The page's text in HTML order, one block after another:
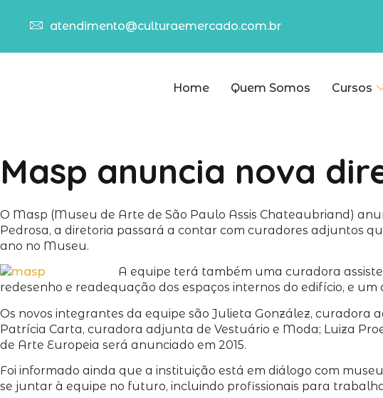
atendimento@culturaemercado.com.br
Home Quem Somos Cursos
Masp anuncia nova
O Masp (Museu de Arte de São Paulo Assis Chateaubriand)
Pedrosa, a diretoria passará a contar com curadores adjuntos
ano no Museu.
A equipe terá também uma curadora
redesenho e readequação dos espaços internos do edifício, e
Os novos integrantes da equipe são Julieta González,
Patrícia Carta, curadora adjunta de Vestuário e Moda; Luiza
de Arte Europeia será anunciado em 2015.
Foi informado ainda que a instituição está em diálogo com
se juntar à equipe no futuro, incluindo profissionais para